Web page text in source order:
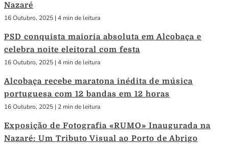
Nazaré
16 Outubro, 2025 | 4 min de leitura
PSD conquista maioria absoluta em Alcobaça e
celebra noite eleitoral com festa
16 Outubro, 2025 | 4 min de leitura
Alcobaça recebe maratona inédita de música
portuguesa com 12 bandas em 12 horas
16 Outubro, 2025 | 2 min de leitura
Exposição de Fotografia «RUMO» Inaugurada na
Nazaré: Um Tributo Visual ao Porto de Abrigo